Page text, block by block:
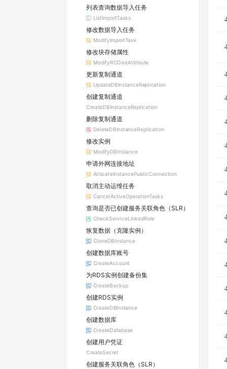
列表查询数据导入任务
ListImportTasks
修改数据导入任务
ModifyImportTask
修改块存储属性
ModifyRCDiskAttribute
更新复制通道
UpdateDBInstanceReplication
创建复制通道
CreateDBInstanceReplication
删除复制通道
DeleteDBInstanceReplication
修改实例
ModifyDBInstance
申请外网连接地址
AllocateInstancePublicConnection
取消主动运维任务
CancelActiveOperationTasks
查询是否已创建服务关联角色（SLR）
CheckServiceLinkedRole
恢复数据（克隆实例）
CloneDBInstance
创建数据库账号
CreateAccount
为RDS实例创建备份集
CreateBackup
创建RDS实例
CreateDBInstance
创建数据库
CreateDatabase
创建用户凭证
CreateSecret
创建服务关联角色（SLR）